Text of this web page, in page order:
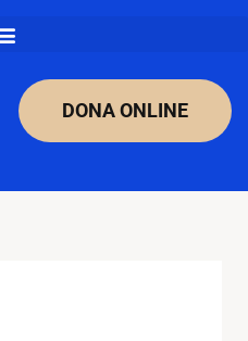
DONA ONLINE